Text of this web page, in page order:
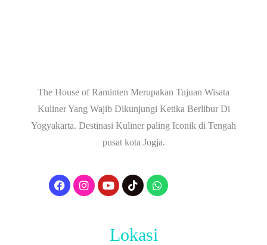
The House of Raminten Merupakan Tujuan Wisata
Kuliner Yang Wajib Dikunjungi Ketika Berlibur Di
Yogyakarta. Destinasi Kuliner paling Iconik di Tengah
pusat kota Jogja.
Lokasi